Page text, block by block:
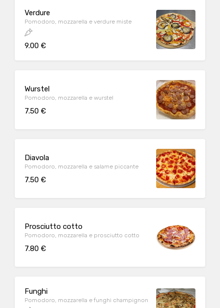
Verdure
Pomodoro, mozzarella e verdure miste
9.00 €
Wurstel
Pomodoro, mozzarella e wurstel
7.50 €
Diavola
Pomodoro, mozzarella e salame piccante
7.50 €
Prosciutto cotto
Pomodoro, mozzarella e prosciutto cotto
7.80 €
Funghi
Pomodoro, mozzarella e funghi champignon